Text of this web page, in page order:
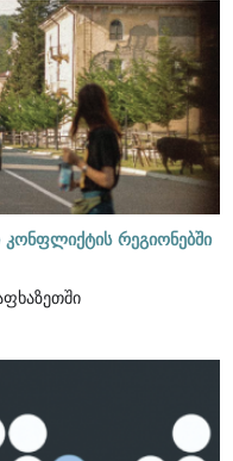
რეგიონებში